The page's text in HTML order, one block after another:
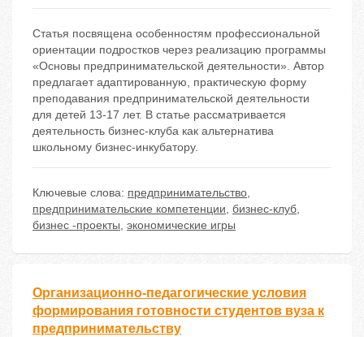
Статья посвящена особенностям профессиональной
ориентации подростков через реализацию программы
«Основы предпринимательской деятельности». Автор
предлагает адаптированную, практическую форму
преподавания предпринимательской деятельности
для детей 13-17 лет. В статье рассматривается
деятельность бизнес-клуба как альтернатива
школьному бизнес-инкубатору.
Ключевые слова: предпринимательство,
предпринимательские компетенции, бизнес-клуб,
бизнес -проекты, экономические игры
Организационно-педагогические условия
формирования готовности студентов вуза к
предпринимательству